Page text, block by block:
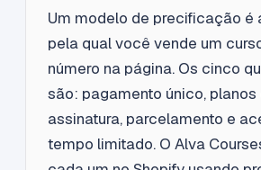
Um modelo de precificação é
pela qual você vende um
número na página. Os cinco
são: pagamento único,
assinatura, parcelamento e
tempo limitado. O Alva